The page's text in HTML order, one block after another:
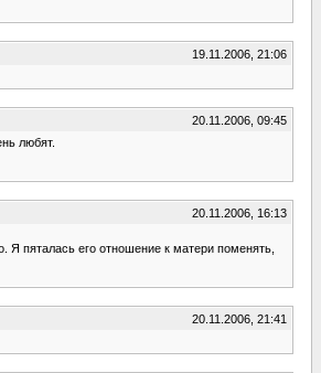
19.11.2006, 21:06
20.11.2006, 09:45
любят.
20.11.2006, 16:13
пяталась его отношение к матери поменять,
20.11.2006, 21:41